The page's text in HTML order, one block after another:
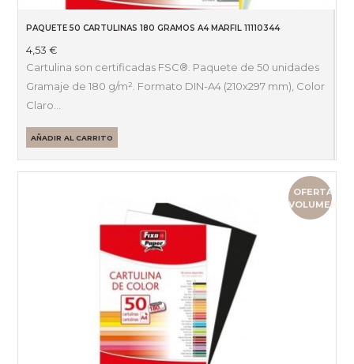
PAQUETE 50 CARTULINAS 180 GRAMOS A4 MARFIL 11110344
4,53€
Cartulina son certificadas FSC®. Paquete de 50 unidades
Gramaje de 180 g/m². Formato DIN-A4 (210x297 mm), Color
Claro…
AÑADIR AL CARRITO
OFERTA
VOLUMEN